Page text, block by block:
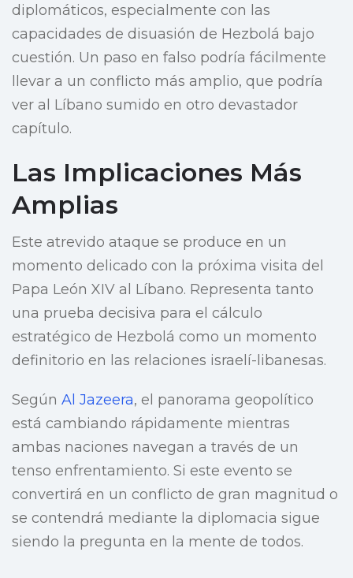
diplomáticos, especialmente con las
capacidades de disuasión de Hezbolá bajo
cuestión. Un paso en falso podría fácilmente
llevar a un conflicto más amplio, que podría
ver al Líbano sumido en otro devastador
capítulo.
Las Implicaciones Más
Amplias
Este atrevido ataque se produce en un
momento delicado con la próxima visita del
Papa León XIV al Líbano. Representa tanto
una prueba decisiva para el cálculo
estratégico de Hezbolá como un momento
definitorio en las relaciones israelí-libanesas.
Según Al Jazeera, el panorama geopolítico
está cambiando rápidamente mientras
ambas naciones navegan a través de un
tenso enfrentamiento. Si este evento se
convertirá en un conflicto de gran magnitud o
se contendrá mediante la diplomacia sigue
siendo la pregunta en la mente de todos.